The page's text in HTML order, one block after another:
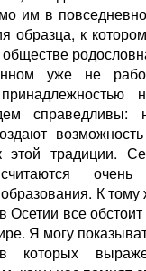
им в
образца, к
уже не
этой традиции.
образования. К
Осетии все
Я могу
в которых